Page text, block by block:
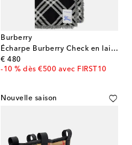
Burberry
Écharpe Burberry Check en laine et soie
€ 480
original price
-10 % dès €500 avec FIRST10
Nouvelle saison